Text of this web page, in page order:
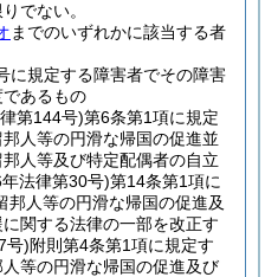
でない。
までのいずれかに該当する者
に規定する障害者でその障害
あるもの
第144号)第6条第1項に規定
人等の円滑な帰国の促進並
人等及び特定配偶者の自立
法律第30号)第14条第1項に
邦人等の円滑な帰国の促進及
関する法律の一部を改正す
号)附則第4条第1項に規定す
等の円滑な帰国の促進及び